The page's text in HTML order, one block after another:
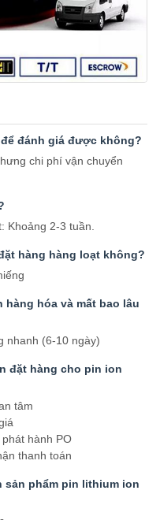
đánh giá được không?
chi phí vận chuyển
Khoảng 2-3 tuần.
hàng hàng loạt không?
hàng hóa và mất bao lâu
nhanh (6-10 ngày)
đặt hàng cho pin ion
tâm
hành PO
thanh toán
sản phẩm pin lithium ion